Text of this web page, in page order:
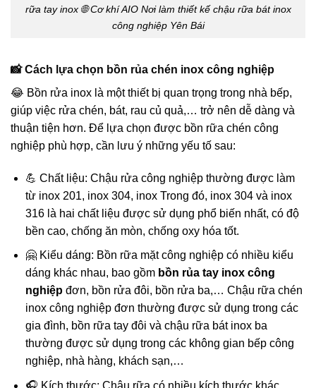
rữa tay inox 🌐 Cơ khí AIO Nơi làm thiết kế chậu rữa bát inox
công nghiệp Yên Bái
📸 Cách lựa chọn bồn rủa chén inox công nghiệp
😂 Bồn rửa inox là một thiết bị quan trọng trong nhà bếp,
giúp việc rửa chén, bát, rau củ quả,… trở nên dễ dàng và
thuận tiện hơn. Để lựa chọn được bồn rữa chén công
nghiệp phù hợp, cần lưu ý những yếu tố sau:
💪 Chất liệu: Chậu rửa công nghiệp thường được làm
từ inox 201, inox 304, inox Trong đó, inox 304 và inox
316 là hai chất liệu được sử dụng phổ biến nhất, có độ
bền cao, chống ăn mòn, chống oxy hóa tốt.
🤗 Kiểu dáng: Bồn rữa mặt công nghiệp có nhiều kiểu
dáng khác nhau, bao gồmbồn rủa tay inox công
nghiệpđơn, bồn rửa đôi, bồn rửa ba,… Chậu rữa chén
inox công nghiệp đơn thường được sử dụng trong các
gia đình, bồn rữa tay đôi và chậu rữa bát inox ba
thường được sử dụng trong các không gian bếp công
nghiệp, nhà hàng, khách sạn,…
🎧 Kích thước: Chậu rữa có nhiều kích thước khác